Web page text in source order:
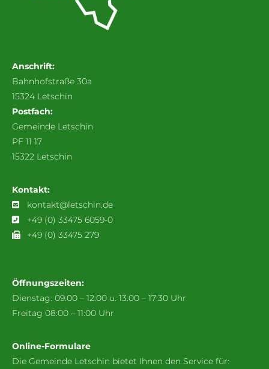
Anschrift:
Bahnhofstraße 30a
15324 Letschin
Postfach:
Gemeinde Letschin
PF 11 17
15322 Letschin
Kontakt:
kontakt@letschin.de
+49 (0) 33475 6059-0
+49 (0) 33475 279
Öffnungszeiten:
Dienstag: 09:00 – 12:00 u. 13:00 – 17:30 Uhr
Freitag 08:00 – 11:00 Uhr
Online-Formulare
Die Gemeinde Letschin bietet Ihnen den Service für: